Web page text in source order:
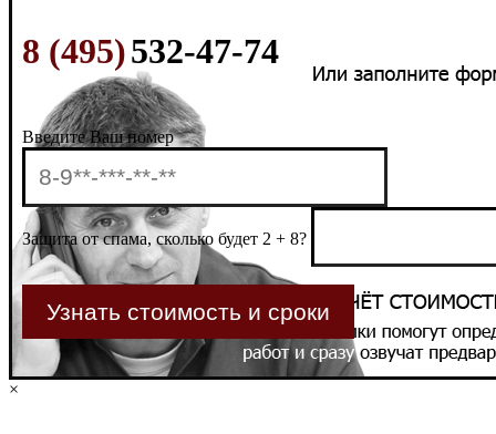
8 (495)532-47-74
Введите Ваш номер
Защита от спама, сколько будет 2 + 8?
×